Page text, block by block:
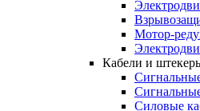
Мотор-
Кабели и
Силовые